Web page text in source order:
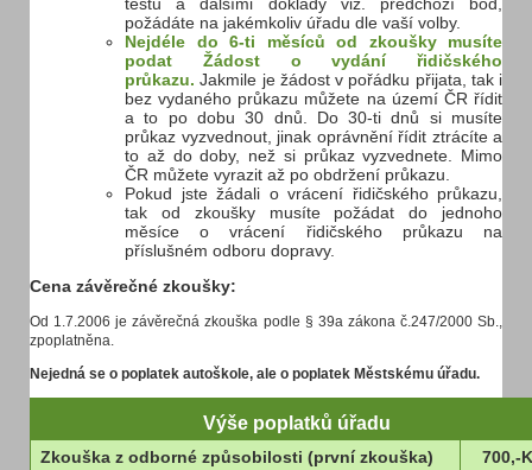
požádáte na jakémkoliv úřadu dle vaší volby.
Nejdéle do 6-ti měsíců od zkoušky musíte
podat Žádost o vydání řidičského
průkazu.Jakmile je žádost v pořádku přijata, tak i
bez vydaného průkazu můžete na území ČR řídit
a to po dobu 30 dnů. Do 30-ti dnů si musíte
průkaz vyzvednout, jinak oprávnění řídit ztrácíte a
to až do doby, než si průkaz vyzvednete. Mimo
ČR můžete vyrazit až po obdržení průkazu.
Pokud jste žádali o vrácení řidičského průkazu,
tak od zkoušky musíte požádat do jednoho
měsíce o vrácení řidičského průkazu na
příslušném odboru dopravy.
Cena závěrečné zkoušky:
Od 1.7.2006 je závěrečná zkouška podle § 39a zákona č.247/2000 Sb.,
zpoplatněna.
Nejedná se o poplatek autoškole, ale o poplatek Městskému úřadu.
Výše poplatků úřadu
Zkouška z odborné způsobilosti (první zkouška)
700,-